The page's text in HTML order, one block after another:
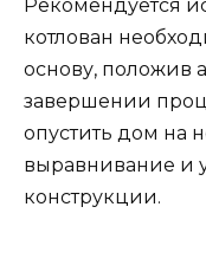
Рекомендуется
котлован
основу, положив
завершении
опустить дом на
выравнивание и
конструкции.